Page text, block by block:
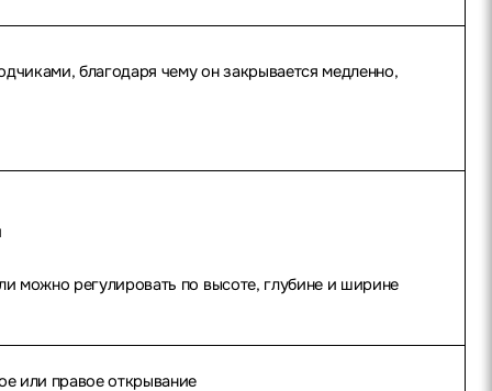
благодаря чему он закрывается медленно,
можно регулировать по высоте, глубине и ширине
или правое открывание